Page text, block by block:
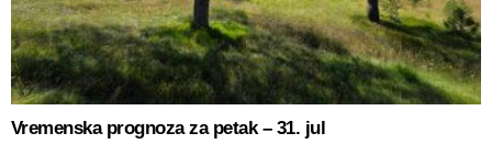
Vremenska prognoza za petak – 31. jul